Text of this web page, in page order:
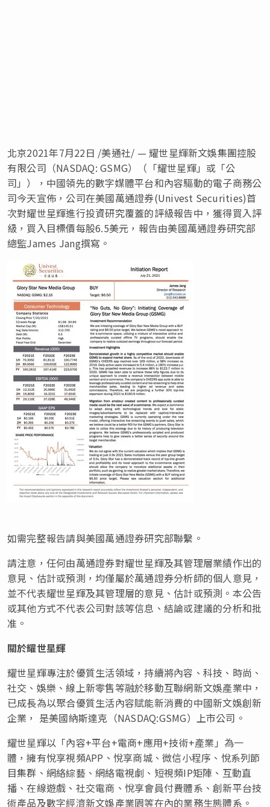
北京2021年7月22日 /美通社/ — 耀世星輝新文娛集團控股
有限公司（NASDAQ: GSMG）（「耀世星輝」或「公
司」），中國領先的數字媒體平台和內容驅動的電子商務公
司今天宣佈， 公司在美國萬通證券(Univest Securities)首
次對耀世星輝進行投資研究覆蓋的評級報告中，獲得買入評
級 ，買入目標價每股6.5美元，報告由美國萬通證券研究部
總監James Jang撰寫。
如需完整報告請與美國萬通證券研究部聯繫。
請注意，任何由萬通證券對耀世星輝及其管理層業績作出的
意見、估計或預測，均僅屬於萬通證券分析師的個人意見 ，
並不代表耀世星輝及其管理層的意見、估計或預測。本公告
或其他方式不代表公司對該等信息、結論或建議的分析和批
准。
關於耀世星輝
耀世星輝專注於優質生活領域，持續將內容、科技、時尚、
社交、娛樂、線上新零售等融於移動互聯網新文娛產業中，
已成長為以聚合優質生活內容賦能新消費的中國新文娛創新
企業， 是美國納斯達克（NASDAQ:GSMG）上市公司。
耀世星輝以「內容+平台+電商+應用+技術+產業」為一
體，擁有悅享視頻APP、悅享商城、微信小程序、悅系列節
目集群、網絡綜藝、網絡電視劇、短視頻IP矩陣、互動直
播、在線遊戲、社交電商、悅享會員付費體系、創新平台技
術產品及數字經濟新文娛產業園等在內的業務生態體系。